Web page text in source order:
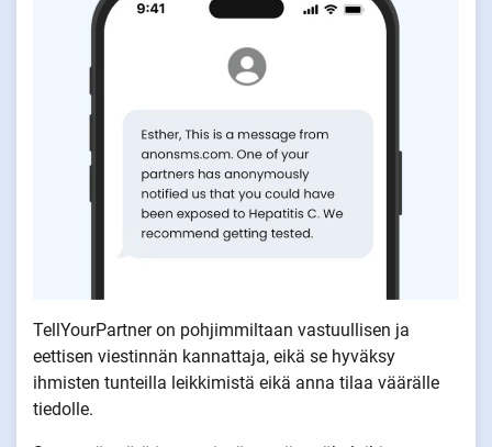
TellYourPartner on pohjimmiltaan vastuullisen ja
eettisen viestinnän kannattaja, eikä se hyväksy
ihmisten tunteilla leikkimistä eikä anna tilaa väärälle
tiedolle.